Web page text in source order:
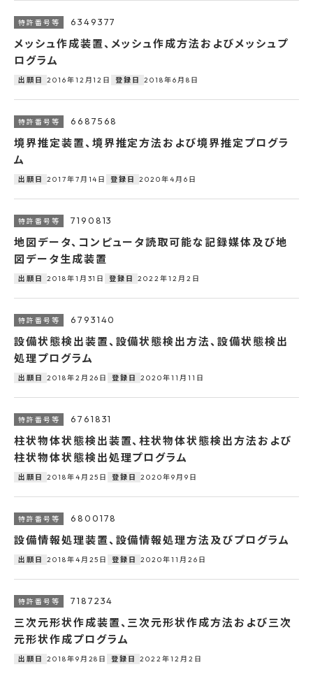
6349377
メッシュ作成装置、メッシュ作成方法およびメッシュプ
ログラム
出願日 2016年12月12日 登録日 2018年6月8日
6687568
境界推定装置、境界推定方法および境界推定プログラ
ム
出願日 2017年7月14日 登録日 2020年4月6日
7190813
地図データ、コンピュータ読取可能な記録媒体及び地
図データ生成装置
出願日 2018年1月31日 登録日 2022年12月2日
6793140
設備状態検出装置、設備状態検出方法、設備状態検出
処理プログラム
出願日 2018年2月26日 登録日 2020年11月11日
6761831
柱状物体状態検出装置、柱状物体状態検出方法および
柱状物体状態検出処理プログラム
出願日 2018年4月25日 登録日 2020年9月9日
6800178
設備情報処理装置、設備情報処理方法及びプログラム
出願日 2018年4月25日 登録日 2020年11月26日
7187234
三次元形状作成装置、三次元形状作成方法および三次
元形状作成プログラム
出願日 2018年9月28日 登録日 2022年12月2日